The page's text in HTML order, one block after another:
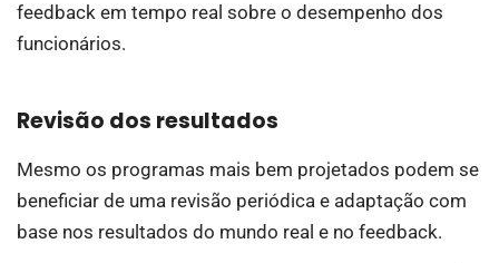
feedback em tempo real sobre o desempenho dos
funcionários.
Revisão dos resultados
Mesmo os programas mais bem projetados podem se
beneficiar de uma revisão periódica e adaptação com
base nos resultados do mundo real e no feedback.